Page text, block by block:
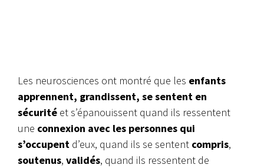
Les neurosciences ont montré que les enfants
apprennent, grandissent, se sentent en
sécurité et s’épanouissent quand ils ressentent
une connexion avec les personnes qui
s’occupent d’eux, quand ils se sentent compris,
soutenus, validés, quand ils ressentent de